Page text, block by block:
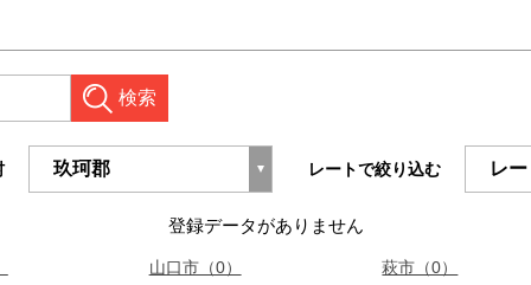
検索
レートで絞り込む
登録データがありません
山口市（0）
萩市（0）